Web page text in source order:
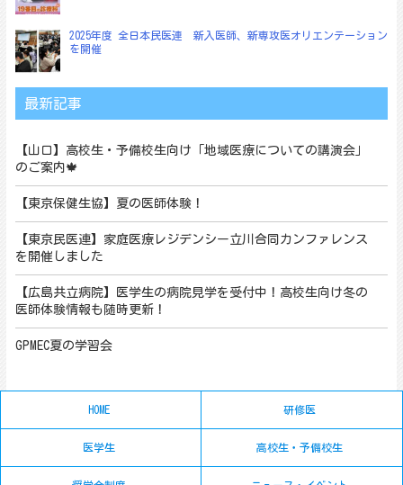
2025年度 全日本民医連 新入医師、新専攻医オリエンテーション
を開催
最新記事
【山口】高校生・予備校生向け「地域医療についての講演会」
のご案内🍁
【東京保健生協】夏の医師体験！
【東京民医連】家庭医療レジデンシー立川合同カンファレンス
を開催しました
【広島共立病院】医学生の病院見学を受付中！高校生向け冬の
医師体験情報も随時更新！
GPMEC夏の学習会
HOME 研修医
医学生 高校生・予備校生